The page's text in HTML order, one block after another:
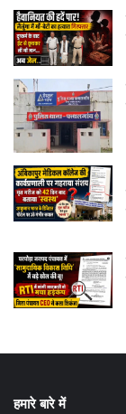
हमारे बारे में